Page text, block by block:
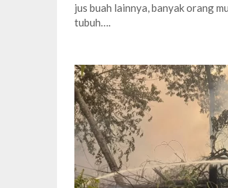
jus buah lainnya, banyak orang
tubuh….